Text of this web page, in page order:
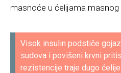
masnoće u ćelijama masnog
Visok insulin podstiče
sudova i povišeni krvni
rezistencije traje dugo